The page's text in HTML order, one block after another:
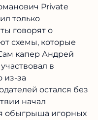
Private
только
говорят о
схемы, которые
капер Андрей
в
из-за
остался без
начал
обыгрыша игорных